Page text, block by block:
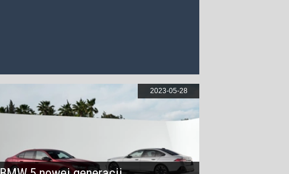
2023-05-28